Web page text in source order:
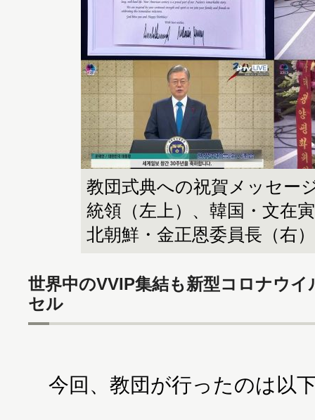
教団式典への祝賀メッセー
統領（左上）、韓国・文在
北朝鮮・金正恩委員長（右
世界中のVVIP集結も新型コロナウ
セル
今回、教団が行ったのは以